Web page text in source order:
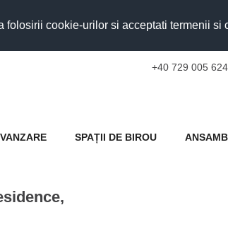
cookie-urilor si acceptati termenii si
+40 729 005 624
SPAȚII DE BIROU